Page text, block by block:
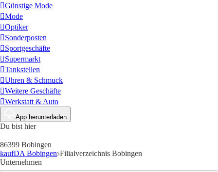
Günstige Mode
Mode
Optiker
Sonderposten
Sportgeschäfte
Supermarkt
Tankstellen
Uhren & Schmuck
Weitere Geschäfte
Werkstatt & Auto
App herunterladen
Du bist hier
86399 Bobingen
kaufDA Bobingen Filialverzeichnis Bobingen
Unternehmen